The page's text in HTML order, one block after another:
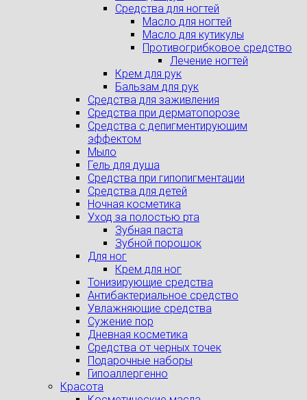
Средства для ногтей
Масло для ногтей
Масло для кутикулы
Противогрибковое средство
Лечение ногтей
Крем для рук
Бальзам для рук
Средства для заживления
Средства при дерматопорозе
Cредства с депигментирующим
эффектом
Мыло
Гель для душа
Средства при гипопигментации
Средства для детей
Ночная косметика
Уход за полостью рта
Зубная паста
Зубной порошок
Для ног
Крем для ног
Тонизирующие средства
Антибактериальное средство
Увлажняющие средства
Сужение пор
Дневная косметика
Средства от черных точек
Подарочные наборы
Гипоаллергенно
Красота